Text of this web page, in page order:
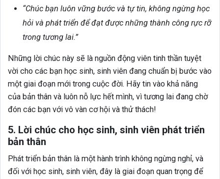
“Chúc bạn luôn vững bước và tự tin, không ngừng học
hỏi và phát triển để đạt được những thành công rực rỡ
trong tương lai.”
Những lời chúc này sẽ là nguồn động viên tinh thần tuyệt
vời cho các bạn học sinh, sinh viên đang chuẩn bị bước vào
một giai đoạn mới trong cuộc đời. Hãy tin vào khả năng
của bản thân và luôn nỗ lực hết mình, vì tương lai đang chờ
đón các bạn với vô vàn cơ hội và thử thách!
5. Lời chúc cho học sinh, sinh viên phát triển
bản thân
Phát triển bản thân là một hành trình không ngừng nghỉ, và
đối với học sinh, sinh viên, đây là giai đoạn quan trọng để